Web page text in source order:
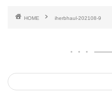
HOME iherbhaul-202108-9